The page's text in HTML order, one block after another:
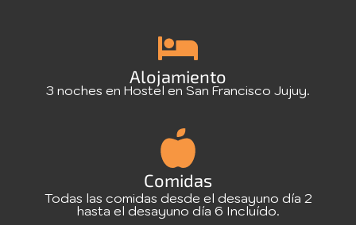
Alojamiento
3 noches en Hostel en San Francisco Jujuy.
Comidas
Todas las comidas desde el desayuno día 2
hasta el desayuno día 6 Incluído.